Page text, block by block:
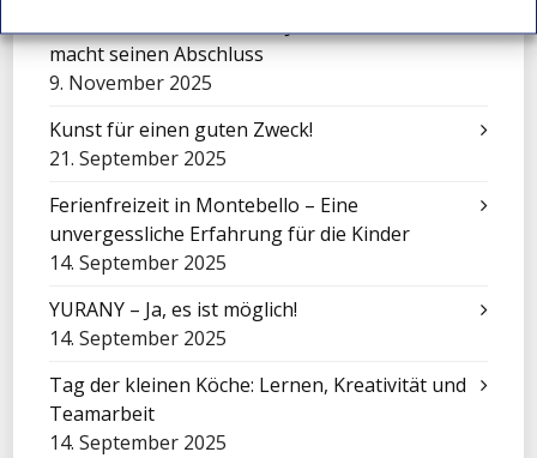
macht seinen Abschluss
9. November 2025
Kunst für einen guten Zweck!
21. September 2025
Ferienfreizeit in Montebello – Eine
unvergessliche Erfahrung für die Kinder
14. September 2025
YURANY – Ja, es ist möglich!
14. September 2025
Tag der kleinen Köche: Lernen, Kreativität und
Teamarbeit
14. September 2025